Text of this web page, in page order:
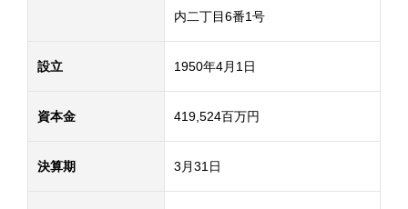
内二丁目6番1号
設立 1950年4月1日
資本金 419,524百万円
決算期 3月31日